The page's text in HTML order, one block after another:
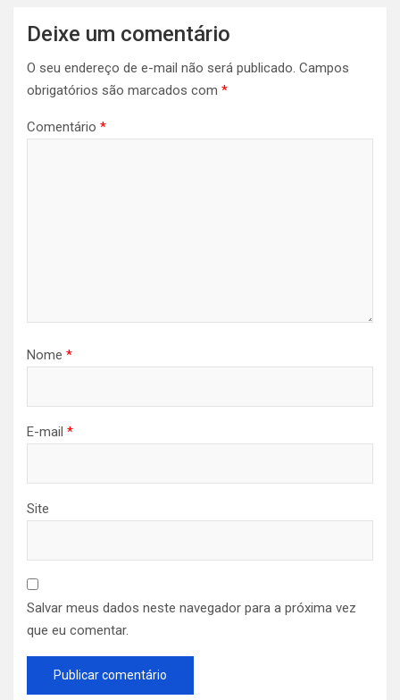
Deixe um comentário
O seu endereço de e-mail não será publicado. Campos
obrigatórios são marcados com *
Comentário *
Nome *
E-mail *
Site
Salvar meus dados neste navegador para a próxima vez
que eu comentar.